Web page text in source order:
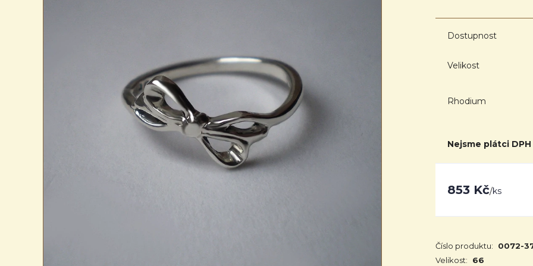
Dostupnost
Velikost
Rhodium
Nejsme plátci DPH
853 Kč/ks
Číslo produktu: 0072-
Velikost:
66